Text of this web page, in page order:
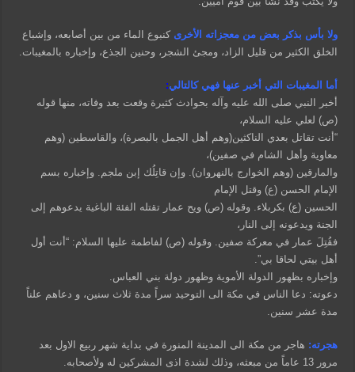
ولا بأس بذكر بعض من معجزاته الأخرى كنبوع الماء من بين أصابعه، وإشباع
الخلق الكثير من قليل الزاد، ومجئ الشجر، وحنين الجذع، وإخباره بالمغيبات.
أما المغيبات التي أخبر عنها فهي كالتالي:
أخبر النبي صلى الله عليه وآله بحوادث كثيرة وقعت بعد وفاته، منها قوله
(ص) لعلي عليه السلام،
“أنت تقاتل بعدي الناكثين(وهم أهل الجمل بالبصرة)، والقاسطين (وهم
معاوية وأهل الشام في صفين)،
والمارقين (وهم الخوارج بالنهروان). وإن قاتِلُك إبن ملجم. وإخباره بسم
الإمام الحسن (ع) وقتل الإمام
الحسين (ع) بكربلاء. وقوله (ص) ويح عمار تقتله الفئة الباغية يدعوهم إلى
الجنة ويدعونه إلى النار،
فقُتِلَ عمار في معركة صفين. وقوله (ص) لفاطمة عليها السلام: “أنت أول
أهل بيتي لحاقا بي”.
وإخباره بظهور الدولة الأموية وظهور دولة بني العباس.
دعوته: دعا الناس في مكة الى التوحيد سراً مدة ثلاث سنين، و دعاهم علناً
مدة عشر سنين.
هجرته: هاجر من مكة الى المدينة المنورة في بداية شهر ربيع الاول بعد
مرور 13 عاماً من مبعثه، وذلك لشدة اذى المشركين له ولأصحابه.